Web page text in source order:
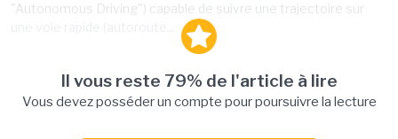
"Autonomous Driving") capable de suivre une trajectoire sur
Il vous reste 79% de l'article à lire
Vous devez posséder un compte pour poursuivre la lecture